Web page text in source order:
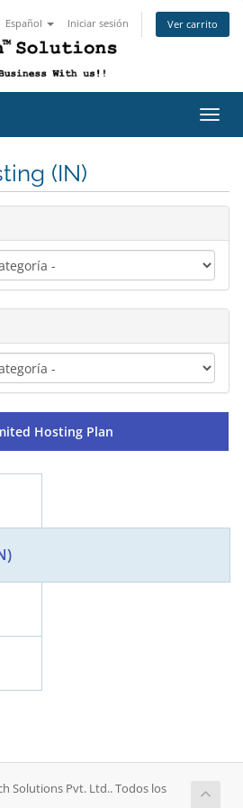
Español Iniciar sesión Ver carrito
(IN)
Hosting Plan
Solutions Pvt. Ltd.. Todos los